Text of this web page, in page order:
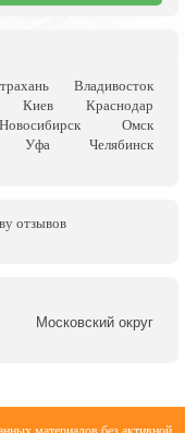
Владивосток
Киев
Краснодар
Новосибирск
Омск
Уфа
Челябинск
отзывов
Московский округ